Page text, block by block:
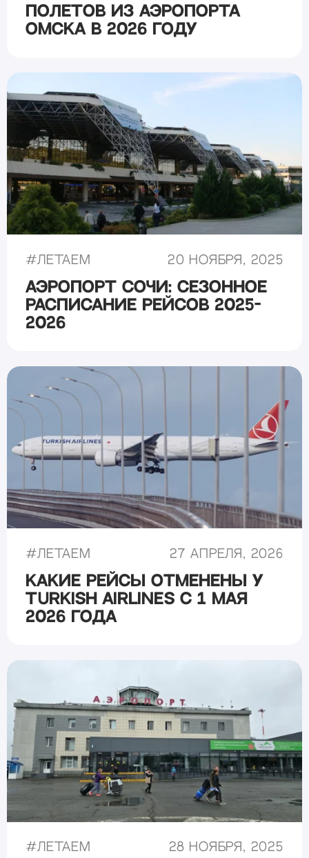
полетов из аэропорта
Омска в 2026 году
#Летаем 20 ноября, 2025
Аэропорт Сочи: сезонное
расписание рейсов 2025-
2026
#Летаем 27 апреля, 2026
Какие рейсы отменены у
Turkish Airlines с 1 мая
2026 года
#Летаем 28 ноября, 2025